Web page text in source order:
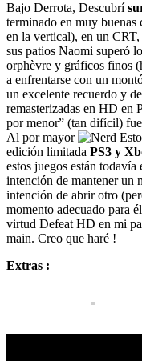
Bajo Derrota, Descubrí
terminado en muy
en la vertical), en un
sus patios Naomi superó
orphèvre y gráficos finos
a enfrentarse con un
un excelente recuerdo y
remasterizadas en HD en
por menor” (tan difícil)
Al por mayor
edición limitada PS3 y
estos juegos están
intención de mantener un
intención de abrir otro
momento adecuado para
virtud Defeat HD en mi
main. Creo que haré !
Extras :